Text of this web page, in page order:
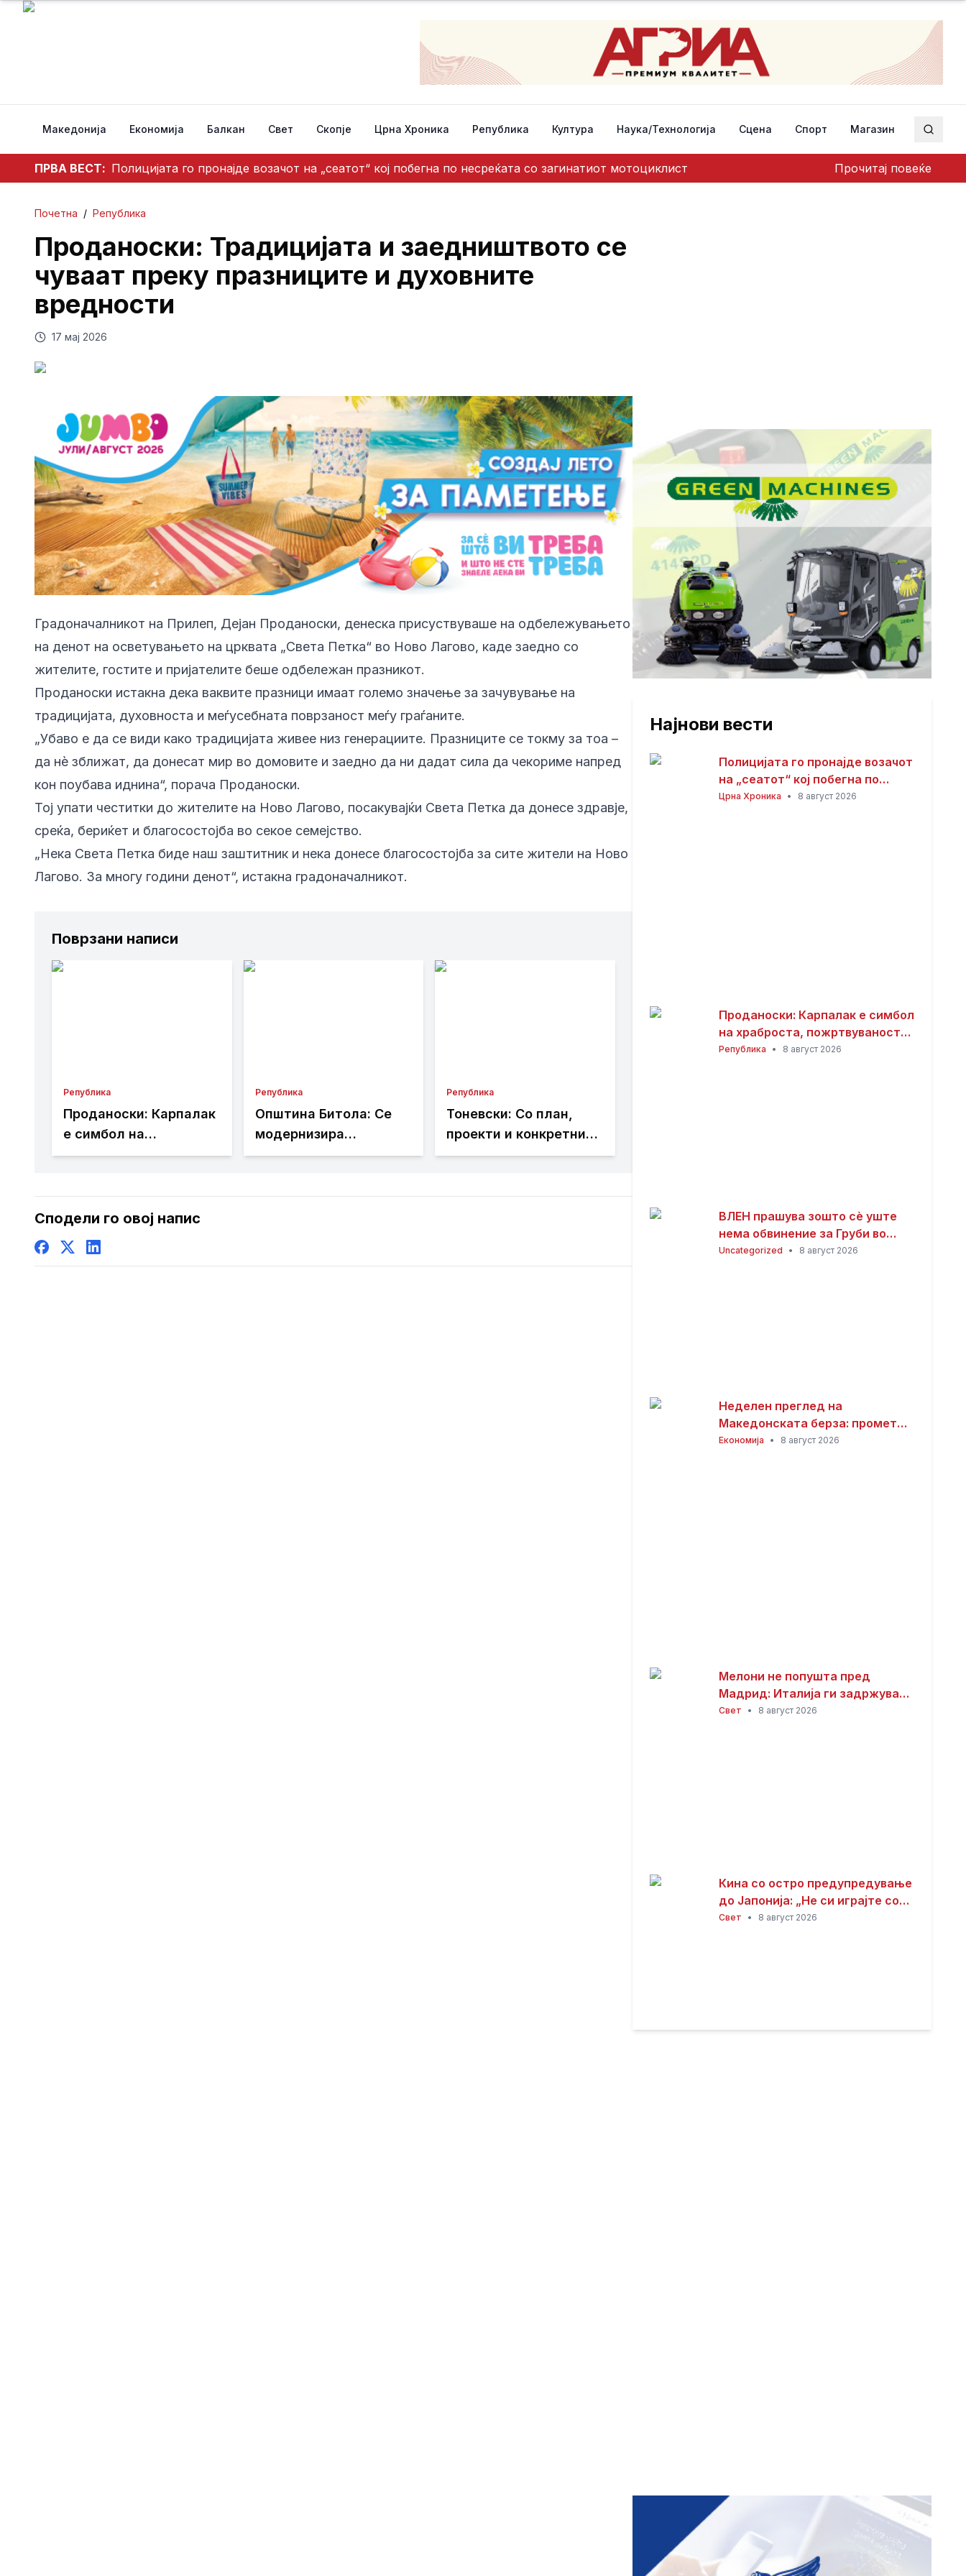
Македонија Економија Балкан Свет Скопје Црна Хроника Република Култура Наука/Технологија Сцена Спорт Магазин
ПРВА ВЕСТ: Полицијата го пронајде возачот на „сеатот“ кој побегна по несреќата со загинатиот мотоциклист Прочитај повеќе
Почетна / Република
Проданоски: Традицијата и заедништвото се
чуваат преку празниците и духовните
вредности
17 мај 2026
Градоначалникот на Прилеп, Дејан Проданоски, денеска присуствуваше на одбележувањето
на денот на осветувањето на црквата „Света Петка“ во Ново Лагово, каде заедно со
жителите, гостите и пријателите беше одбележан празникот.
Проданоски истакна дека ваквите празници имаат големо значење за зачувување на
традицијата, духовноста и меѓусебната поврзаност меѓу граѓаните.
„Убаво е да се види како традицијата живее низ генерациите. Празниците се токму за тоа –
да нè зближат, да донесат мир во домовите и заедно да ни дадат сила да чекориме напред
кон поубава иднина“, порача Проданоски.
Тој упати честитки до жителите на Ново Лагово, посакувајќи Света Петка да донесе здравје,
среќа, бериќет и благосостојба во секое семејство.
„Нека Света Петка биде наш заштитник и нека донесе благосостојба за сите жители на Ново
Лагово. За многу години денот“, истакна градоначалникот.
Поврзани написи
Република
Проданоски: Карпалак
е симбол на
храброста,
љубовта кон
татковината
Република
Општина Битола: Се
модернизира
инфраструктурата кај
Република
Тоневски: Со план,
проекти и конкретни
инвестиции го
населено место во
Сподели го овој напис
Најнови вести
Полицијата го пронајде возачот
на „сеатот“ кој побегна по
несреќата со загинатиот
Црна Хроника • 8 август 2026
Проданоски: Карпалак е симбол
на храброста, пожртвуваноста
и љубовта кон татковината
Република • 8 август 2026
ВЛЕН прашува зошто сè уште
нема обвинение за Груби во
случајот „Лотарија“
Uncategorized • 8 август 2026
Неделен преглед на
Македонската берза: промет
од 101,01 милиони денари,
Економија • 8 август 2026
Мелони не попушта пред
Мадрид: Италија ги задржува
контролите со Шпанија
Свет • 8 август 2026
Кина со остро предупредување
до Јапонија: „Не си играјте со
оган“
Свет • 8 август 2026